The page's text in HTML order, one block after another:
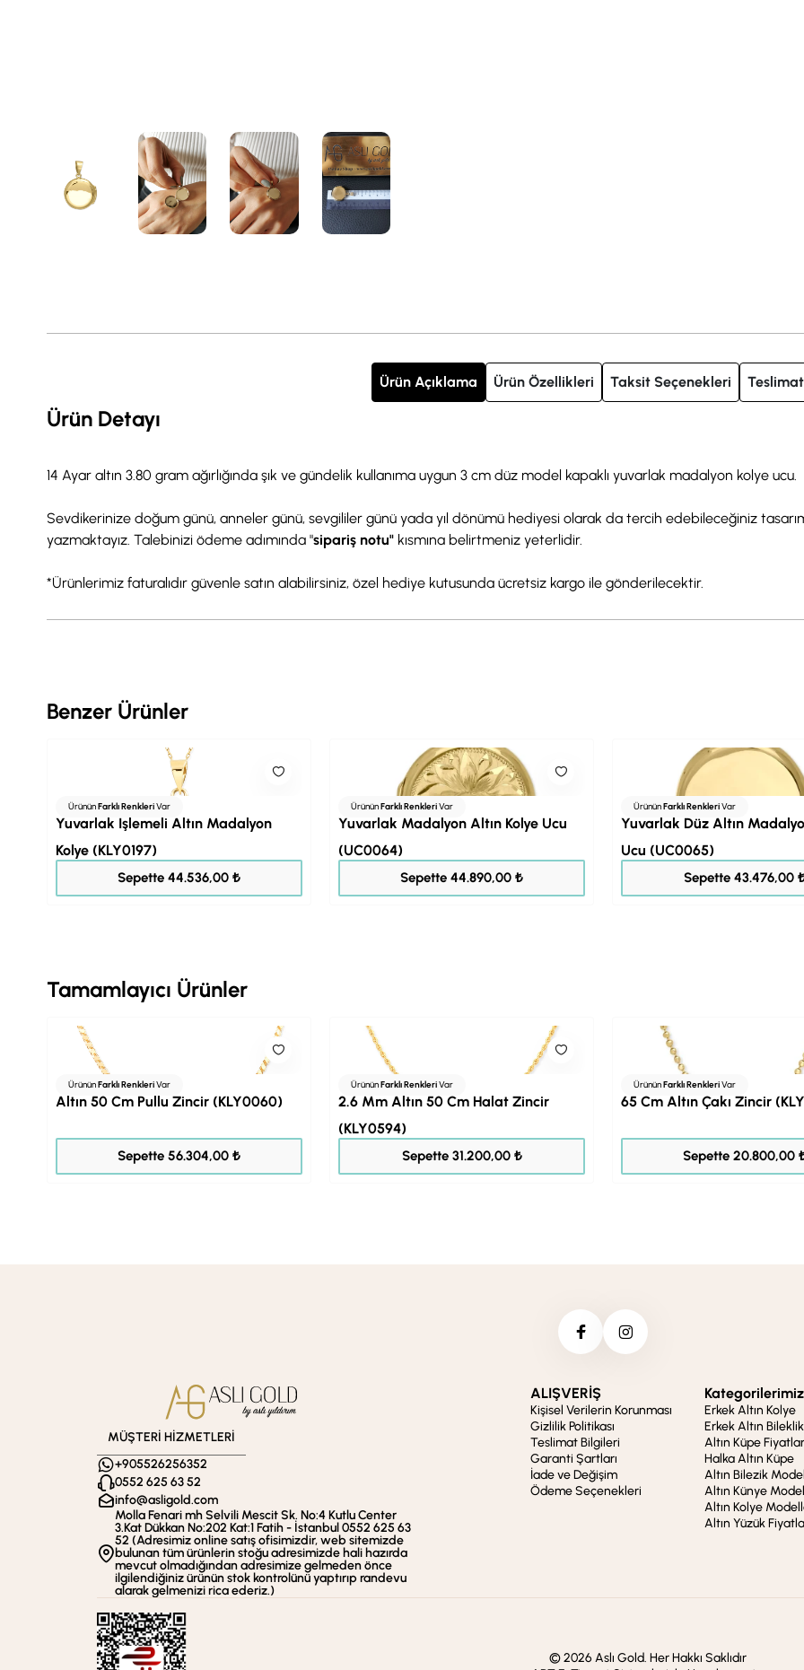
Ürün Açıklama Ürün Özellikleri Taksit Seçenekleri
Ürün Detayı
14 Ayar altın 3.80 gram ağırlığında şık ve gündelik kullanıma uygun 3 cm düz model kapaklı yuvarlak madalyon kolye ucu.
Sevdikerinize doğum günü, anneler günü, sevgililer günü yada yıl dönümü hediyesi olarak da tercih edebileceğiniz
yazmaktayız. Talebinizi ödeme adımında "sipariş notu" kısmına belirtmeniz yeterlidir.
*Ürünlerimiz faturalıdır güvenle satın alabilirsiniz, özel hediye kutusunda ücretsiz kargo ile gönderilecektir.
Benzer Ürünler
ÜrününFarklı RenkleriVar
Yuvarlak İşlemeli Altın Madalyon
Kolye (KLY0197)
Sepette 44.536,00 ₺
ÜrününFarklı RenkleriVar
Yuvarlak Madalyon Altın Kolye Ucu
(UC0064)
Sepette 44.890,00 ₺
ÜrününFarklı RenkleriVar
Yuvarlak Düz Altın
Ucu (UC0065)
Sepette 43.476,00
Tamamlayıcı Ürünler
ÜrününFarklı RenkleriVar
Altın 50 Cm Pullu Zincir (KLY0060)
Sepette 56.304,00 ₺
ÜrününFarklı RenkleriVar
2.6 Mm Altın 50 Cm Halat Zincir
(KLY0594)
Sepette 31.200,00 ₺
ÜrününFarklı RenkleriVar
65 Cm Altın Çakı Zincir
Sepette 20.800,00
MÜŞTERİ HİZMETLERİ
+905526256352
0552 625 63 52
info@asligold.com
Molla Fenari mh Selvili Mescit Sk. No:4 Kutlu Center
3.Kat Dükkan No:202 Kat:1 Fatih - İstanbul 0552 625 63
52 (Adresimiz online satış ofisimizdir, web sitemizde
bulunan tüm ürünlerin stoğu adresimizde hali hazırda
mevcut olmadığından adresimize gelmeden önce
ilgilendiğiniz ürünün stok kontrolünü yaptırıp randevu
alarak gelmenizi rica ederiz.)
ALIŞVERİŞ
Kişisel Verilerin Korunması
Gizlilik Politikası
Teslimat Bilgileri
Garanti Şartları
İade ve Değişim
Ödeme Seçenekleri
Kategorilerimiz
Erkek Altın Kolye
Erkek Altın Bileklik
Altın Küpe
Halka Altın Küpe
Altın Bilezik
Altın Künye
Altın Kolye
Altın Yüzük
© 2026 Aslı Gold. Her Hakkı Saklıdır